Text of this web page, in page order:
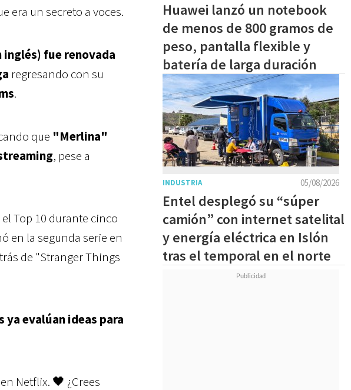
era un secreto a voces.
fue renovada
regresando con su
.
que "Merlina"
, pese a
Top 10 durante cinco
en la segunda serie en
de "Stranger Things
ya evalúan ideas para
Netflix. 🖤 ¿Crees
Huawei lanzó un notebook
de menos de 800 gramos de
peso, pantalla flexible y
batería de larga duración
05/08/2026
INDUSTRIA
Entel desplegó su “súper
camión” con internet satelital
y energía eléctrica en Islón
tras el temporal en el norte